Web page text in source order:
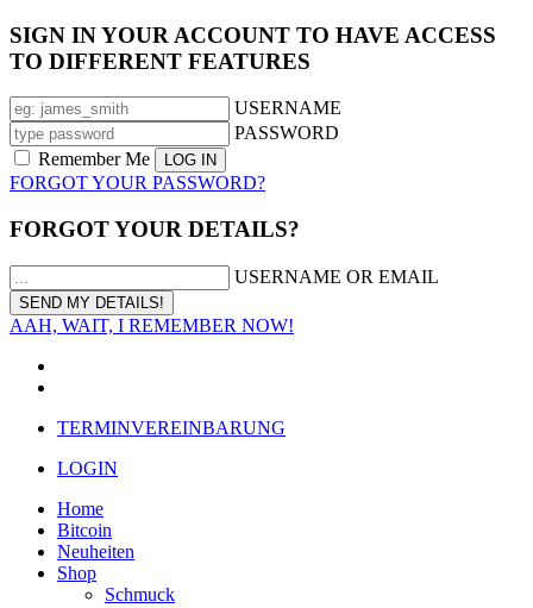
SIGN IN YOUR ACCOUNT TO HAVE ACCESS
TO DIFFERENT FEATURES
USERNAME
PASSWORD
Remember Me
FORGOT YOUR PASSWORD?
FORGOT YOUR DETAILS?
USERNAME OR EMAIL
AAH, WAIT, I REMEMBER NOW!
TERMINVEREINBARUNG
LOGIN
Home
Bitcoin
Neuheiten
Shop
Schmuck